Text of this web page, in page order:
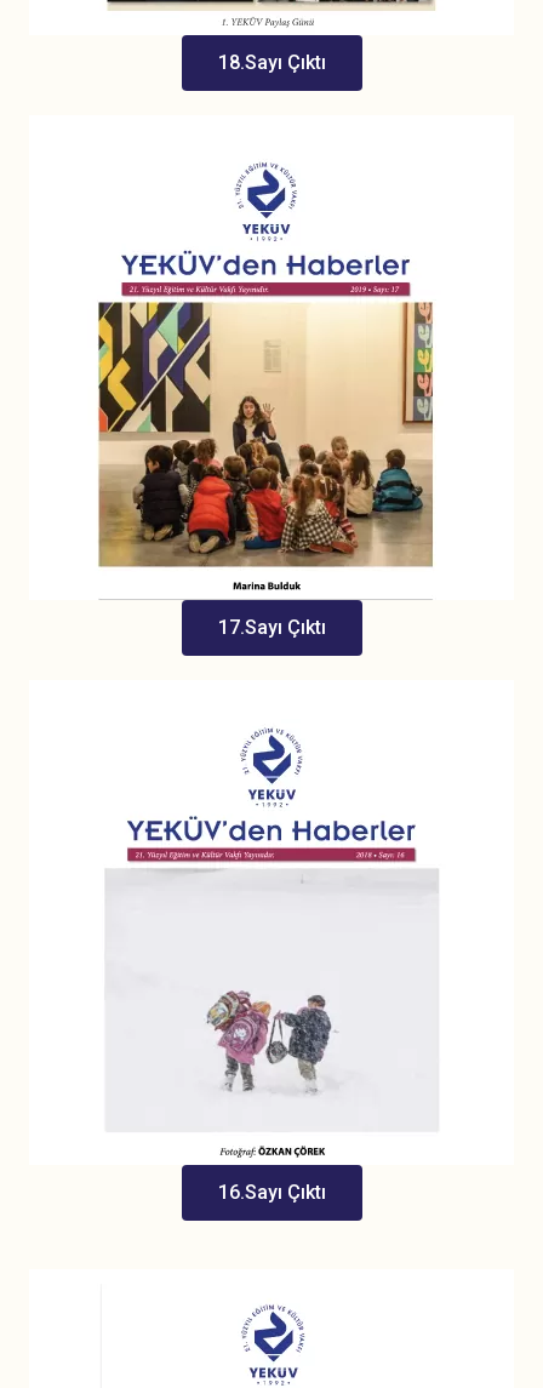
18.Sayı Çıktı
17.Sayı Çıktı
16.Sayı Çıktı